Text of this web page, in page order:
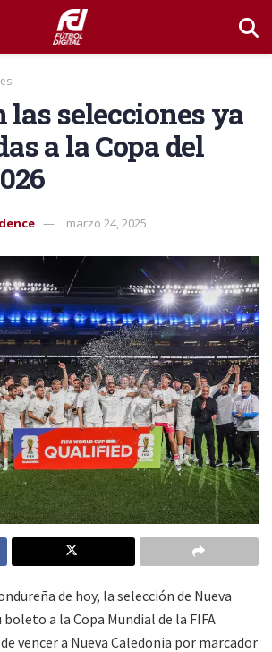
las selecciones ya
a la Copa del
marzo 24, 2025
de hoy, la selección de Nueva
a la Copa Mundial de la FIFA
vencer a Nueva Caledonia por marcador